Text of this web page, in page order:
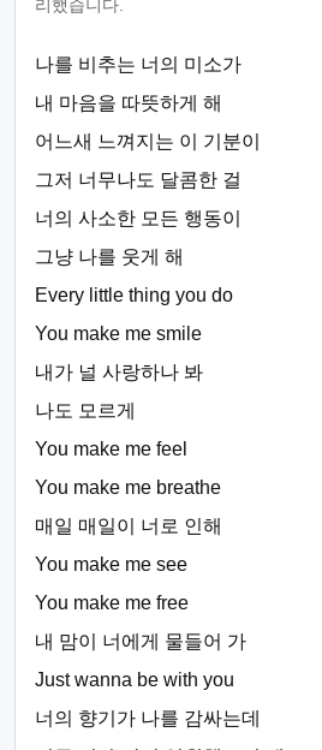
리했습니다.
나를 비추는 너의 미소가
내 마음을 따뜻하게 해
어느새 느껴지는 이 기분이
그저 너무나도 달콤한 걸
너의 사소한 모든 행동이
그냥 나를 웃게 해
Every little thing you do
You make me smile
내가 널 사랑하나 봐
나도 모르게
You make me feel
You make me breathe
매일 매일이 너로 인해
You make me see
You make me free
내 맘이 너에게 물들어 가
Just wanna be with you
너의 향기가 나를 감싸는데